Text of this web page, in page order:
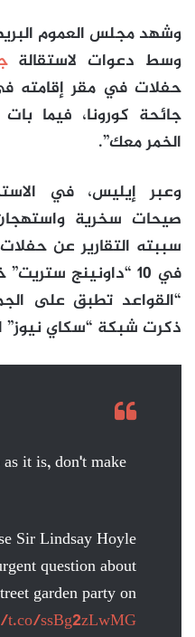
وشهد مجلس العموم
وسط دعوات لاستقالة
حفلات في مقر إقامته
جائحة كورونا، فيما
الخمر معك”.
وعبر إيليس، في
صيحات سخرية
سببته التقارير عن
في 10 “داونينج
“القواعد تطبق على
ذكرت شبكة “سكاي نيوز”
it is, don't make
Sir Lindsay Hoyle
question about
garden party on
ssBg2zLwMG